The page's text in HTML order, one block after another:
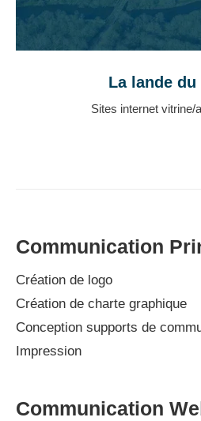
La lande du
Sites internet vitrine/
Communication
Création de logo
Création de charte graphique
Conception supports de
Impression
Communication